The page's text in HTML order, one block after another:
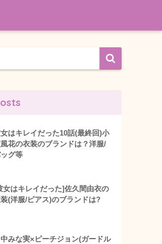
はキレイだった10話(最終回)小
花の衣装のブランドは？洋服/
グ等
女はキレイだった]佐久間由衣の
(洋服/ピアス)のブランドは?
中みな実×ピーチジョン(ガードル